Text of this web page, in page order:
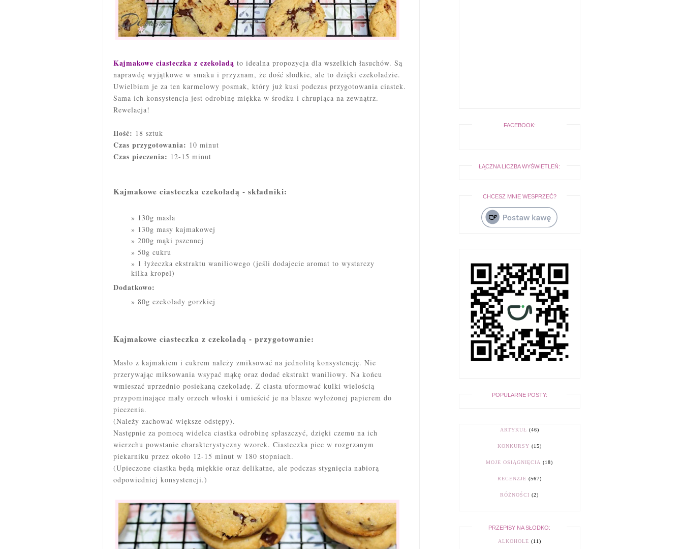
Kajmakowe ciasteczka z czekoladą to idealna propozycja dla wszelkich łasuchów. Są
naprawdę wyjątkowe w smaku i przyznam, że dość słodkie, ale to dzięki czekoladzie.
Uwielbiam je za ten karmelowy posmak, który już kusi podczas przygotowania ciastek.
Sama ich konsystencja jest odrobinę miękka w środku i chrupiąca na zewnątrz.
Rewelacja!
Ilość: 18 sztuk
Czas przygotowania: 10 minut
Czas pieczenia: 12-15 minut
Kajmakowe ciasteczka czekoladą - składniki:
130g masła
130g masy kajmakowej
200g mąki pszennej
50g cukru
1 łyżeczka ekstraktu waniliowego (jeśli dodajecie aromat to wystarczy
kilka kropel)
Dodatkowo:
80g czekolady gorzkiej
Kajmakowe ciasteczka z czekoladą - przygotowanie:
Masło z kajmakiem i cukrem należy zmiksować na jednolitą konsystencję. Nie
przerywając miksowania wsypać mąkę oraz dodać ekstrakt waniliowy. Na końcu
wmieszać uprzednio posiekaną czekoladę. Z ciasta uformować kulki wielością
przypominające mały orzech włoski i umieścić je na blasze wyłożonej papierem do
pieczenia.
(Należy zachować większe odstępy).
Następnie za pomocą widelca ciastka odrobinę spłaszczyć, dzięki czemu na ich
wierzchu powstanie charakterystyczny wzorek. Ciasteczka piec w rozgrzanym
piekarniku przez około 12-15 minut w 180 stopniach.
(Upieczone ciastka będą miękkie oraz delikatne, ale podczas stygnięcia nabiorą
odpowiedniej konsystencji.)
FACEBOOK:
ŁĄCZNA LICZBA WYŚWIETLEŃ:
CHCESZ MNIE WESPRZEĆ?
POPULARNE POSTY:
ARTYKUŁ (46)
KONKURSY (15)
MOJE OSIĄGNIĘCIA (18)
RECENZJE (567)
RÓŻNOŚCI (2)
PRZEPISY NA SŁODKO:
ALKOHOLE (11)